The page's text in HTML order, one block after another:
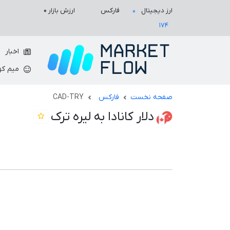
ارز دیجیتال ۰
فارکس
۱۷۴
ارزش بازار ۰
اخبار
میم
صفحه نخست فارکس CAD-TRY
دلار کانادا به لیره ترک